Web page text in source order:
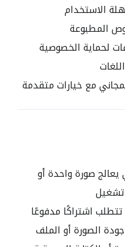
الاستخدام
المطبوعة
لحماية الخصوصية
مع خيارات متقدمة
يعالج صورة واحدة أو
تتطلب اشتراكًا مدفوعًا
الصورة أو الملف